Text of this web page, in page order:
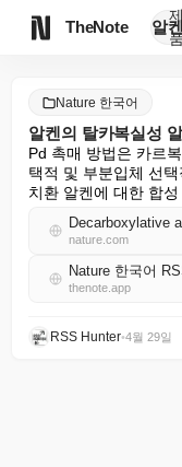
TheNote
제
품
알
Nature 한국어
알켄의 탈카복실성
Pd 촉매 방법은 카르
택적 및 부분입체 선
치환 알켄에 대한 합
Decarboxylative
nature.com
Nature 한국어
thenote.app
RSS Hunter•4월 29일